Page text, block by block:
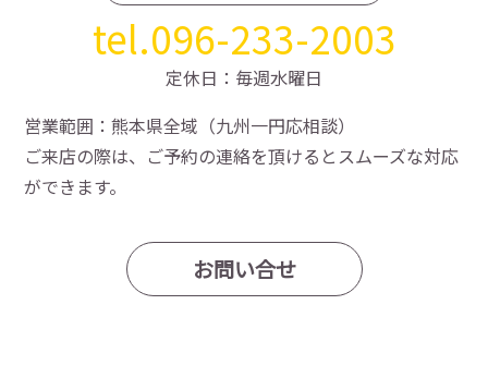
tel.096-233-2003
定休日：毎週水曜日
営業範囲：熊本県全域（九州一円応相談）
ご来店の際は、ご予約の連絡を頂けるとスムーズな対応
ができます。
お問い合せ